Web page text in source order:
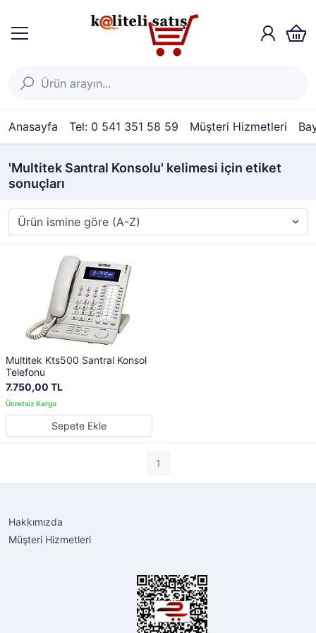
Anasayfa Tel: 0 541 351 58 59 Müşteri Hizmetleri
'Multitek Santral Konsolu' kelimesi için etiket
sonuçları
Multitek Kts500 Santral Konsol
Telefonu
7.750,00 TL
Sepete Ekle
1
Hakkımızda
Müşteri Hizmetleri